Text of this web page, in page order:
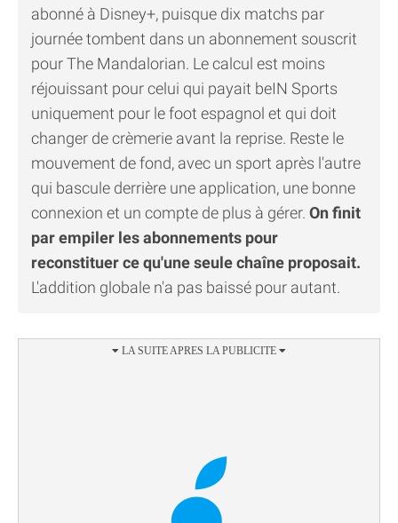
abonné à Disney+, puisque dix matchs par
journée tombent dans un abonnement souscrit
pour The Mandalorian. Le calcul est moins
réjouissant pour celui qui payait beIN Sports
uniquement pour le foot espagnol et qui doit
changer de crèmerie avant la reprise. Reste le
mouvement de fond, avec un sport après l'autre
qui bascule derrière une application, une bonne
connexion et un compte de plus à gérer. On finit
par empiler les abonnements pour
reconstituer ce qu'une seule chaîne proposait.
L'addition globale n'a pas baissé pour autant.